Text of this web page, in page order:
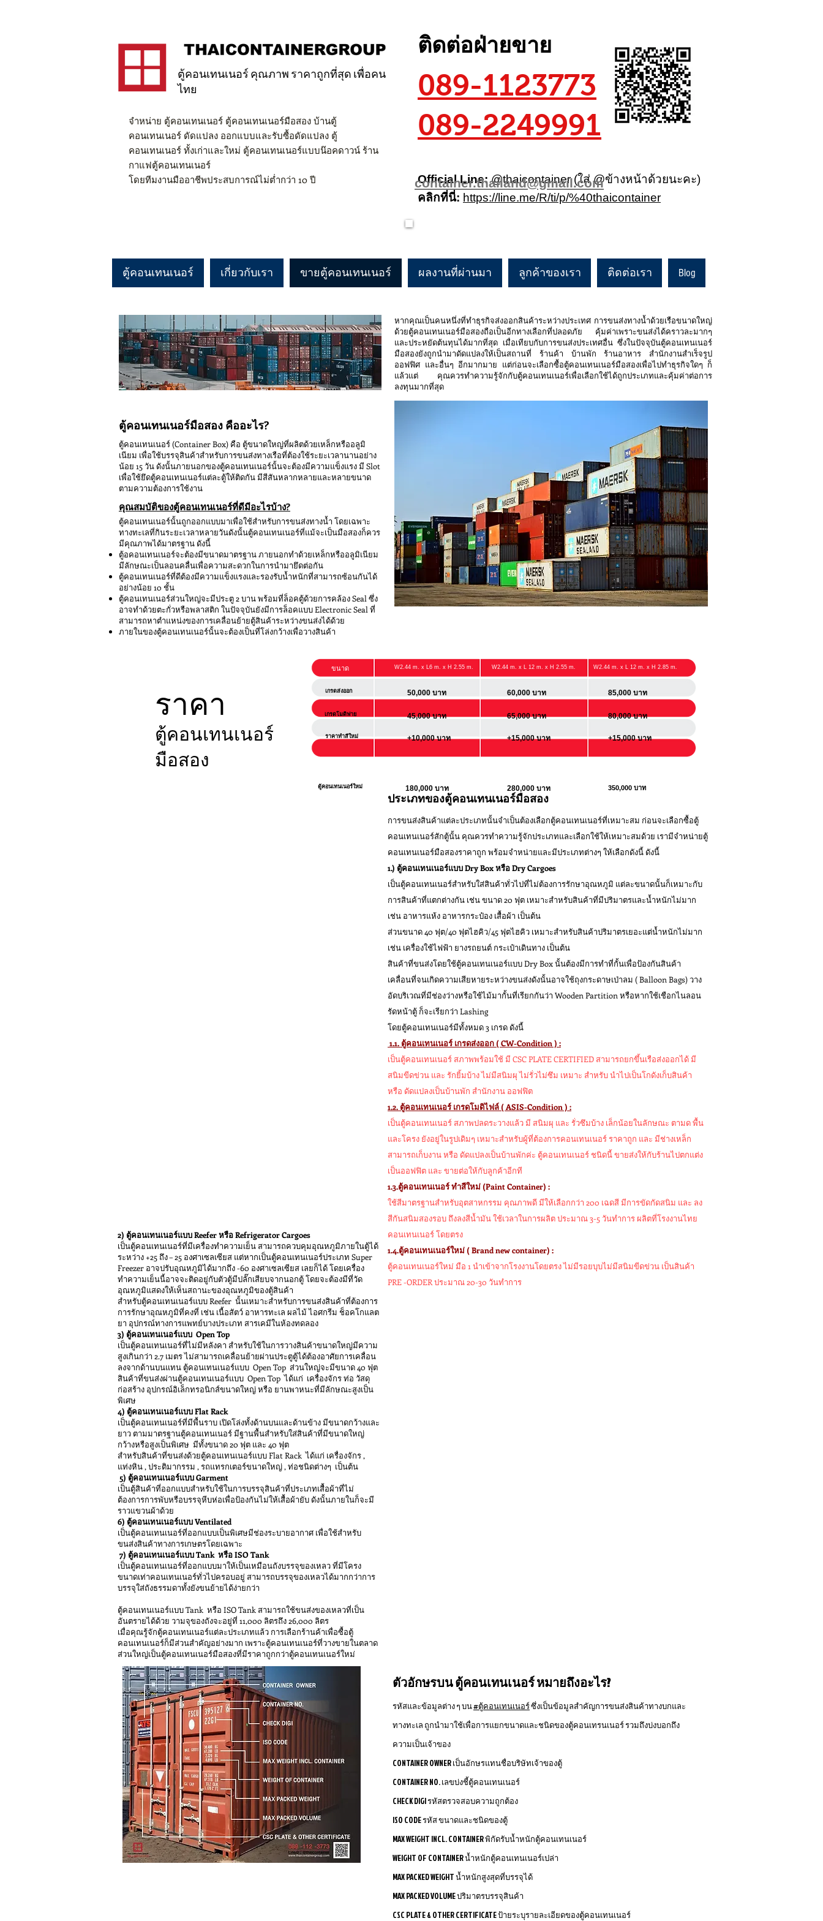
ตู้คอนเทนเนอร์ คุณภาพ ราคาถูกที่สุด เพื่อคน
ไทย
จำหน่าย ตู้คอนเทนเนอร์ ตู้คอนเทนเนอร์มือสอง บ้านตู้
คอนเทนเนอร์ ดัดแปลง ออกแบบและรับซื้อดัดแปลง ตู้
คอนเทนเนอร์ ทั้งเก่าและใหม่ ตู้คอนเทนเนอร์แบบน๊อคดาวน์ ร้าน
กาแฟตู้คอนเทนเนอร์
โดยทีมงานมืออาชีพประสบการณ์ไม่ต่ำกว่า 10 ปี
ตู้คอนเทนเนอร์ ตู้คอนเทนเนอร์ ตู้คอนเทนเนอร์ ตู้คอนเทนเนอร์ ตู้คอนเทนเนอร์ ตู้คอนเทนเนอร์
ติดต่อฝ่ายขาย
089-1123773
089-2249991
Official Line:@thaicontainer (ใส่ @ข้างหน้าด้วยนะคะ)
คลิกที่นี่: https://line.me/R/ti/p/%40thaicontainer
container.thailand@gmail.com
ตู้คอนเทนเนอร์ เกี่ยวกับเรา ขายตู้คอนเทนเนอร์ ผลงานที่ผ่านมา ลูกค้าของเรา ติดต่อเรา Blog
ตู้คอนเทนเนอร์ (Container Box) คือ ตู้ขนาดใหญ่ที่ผลิตด้วยเหล็กหรืออลูมิ
เนียม เพื่อใช้บรรจุสินค้าสำหรับการขนส่งทางเรือที่ต้องใช้ระยะเวลานานอย่าง
น้อย 15 วัน ดังนั้นภายนอกของตู้คอนเทนเนอร์นั้นจะต้องมีความแข็งแรง มี Slot
เพื่อใช้ยึดตู้คอนเทนเนอร์แต่ละตู้ให้ติดกัน มีสีสันหลากหลายและหลายขนาด
ตามความต้องการใช้งาน
ตู้คอนเทนเนอร์นั้นถูกออกแบบมาเพื่อใช้สำหรับการขนส่งทางน้ำ โดยเฉพาะ
ทางทะเลที่กินระยะเวลาหลายวันดังนั้นตู้คอนเทนเนอร์ที่แม้จะเป็นมือสองก็ควร
มีคุณภาพได้มาตรฐาน ดังนี้
ตู้อคอนเทนเนอร์จะต้องมีขนาดมาตรฐาน ภายนอกทำด้วยเหล็กหรืออลูมิเนียม
มีลักษณะเป็นลอนคลื่นเพื่อความสะดวกในการนำมายึดต่อกัน
ตู้คอนเทนเนอร์ที่ดีต้องมีความแข็งแรงและรองรับน้ำหนักที่สามารถซ้อนกันได้
อย่างน้อย 10 ชั้น
ตู้คอนเทนเนอร์ส่วนใหญ่จะมีประตู 2 บาน พร้อมที่ล็อคตู้ด้วยการคล้อง Seal ซึ่ง
อาจทำด้วยตะกั่วหรือพลาสติก ในปัจจุบันยังมีการล็อคแบบ Electronic Seal ที่
สามารถหาตำแหน่งของการเคลื่อนย้ายตู้สินค้าระหว่างขนส่งได้ด้วย
ภายในของตู้คอนเทนเนอร์นั้นจะต้องเป็นที่โล่งกว้างเพื่อวางสินค้า
หากคุณเป็นคนหนึ่งที่ทำธุรกิจส่งออกสินค้าระหว่างประเทศ การขนส่งทางน้ำด้วยเรือขนาดใหญ่
ด้วยตู้คอนเทนเนอร์มือสองถือเป็นอีกทางเลือกที่ปลอดภัย คุ้มค่าเพราะขนส่งได้คราวละมากๆ
และประหยัดต้นทุนได้มากที่สุด เมื่อเทียบกับการขนส่งประเทศอื่น ซึ่งในปัจจุบันตู้คอนเทนเนอร์
มือสองยังถูกนำมาดัดแปลงให้เป็นสถานที่ ร้านค้า บ้านพัก ร้านอาหาร สำนักงานสำเร็จรูป
ออฟฟิศ และอื่นๆ อีกมากมาย แต่ก่อนจะเลือกซื้อตู้คอนเทนเนอร์มือสองเพื่อไปทำธุรกิจใดๆ ก็
แล้วแต่ คุณควรทำความรู้จักกับตู้คอนเทนเนอร์เพื่อเลือกใช้ได้ถูกประเภทและคุ้มค่าต่อการ
ลงทุนมากที่สุด
ตู้คอนเทนเนอร์มือสอง คืออะไร?
คุณสมบัติของตู้คอนเทนเนอร์ที่ดีมีอะไรบ้าง?
การขนส่งสินค้าแต่ละประเภทนั้นจำเป็นต้องเลือกตู้คอนเทนเนอร์ที่เหมาะสม ก่อนจะเลือกซื้อตู้
คอนเทนเนอร์สักตู้นั้น คุณควรทำความรู้จักประเภทและเลือกใช้ให้เหมาะสมด้วย เรามีจำหน่ายตู้
คอนเทนเนอร์มือสองราคาถูก พร้อมจำหน่ายและมีประเภทต่างๆ ให้เลือกดังนี้ ดังนี้
1.) ตู้คอนเทนเนอร์แบบ Dry Box หรือ Dry Cargoes
เป็นตู้คอนเทนเนอร์สำหรับใส่สินค้าทั่วไปที่ไม่ต้องการรักษาอุณหภูมิ แต่ละขนาดนั้นก็เหมาะกับ
การสินค้าที่แตกต่างกัน เช่น ขนาด 20 ฟุต เหมาะสำหรับสินค้าที่มีปริมาตรและน้ำหนักไม่มาก
เช่น อาหารแห้ง อาหารกระป๋อง เสื้อผ้า เป็นต้น
ส่วนขนาด 40 ฟุต/40 ฟุตไฮคิว/45 ฟุตไฮคิว เหมาะสำหรับสินค้าปริมาตรเยอะแต่น้ำหนักไม่มาก
เช่น เครื่องใช้ไฟฟ้า ยางรถยนต์ กระเป๋าเดินทาง เป็นต้น
สินค้าที่ขนส่งโดยใช้ตู้คอนเทนเนอร์แบบ Dry Box นั้นต้องมีการทำที่กั้นเพื่อป้องกันสินค้า
เคลื่อนที่จนเกิดความเสียหายระหว่างขนส่งดังนั้นอาจใช้ถุงกระดาษเป่าลม ( Balloon Bags) วาง
อัดบริเวณที่มีช่องว่างหรือใช้ไม้มากั้นที่เรียกกันว่า Wooden Partition หรือหากใช้เชือกไนลอน
รัดหน้าตู้ ก็จะเรียกว่า Lashing
โดยตู้คอนเทนเนอร์มีทั้งหมด 3 เกรด ดังนี้
1.1. ตู้คอนเทนเนอร์ เกรดส่งออก ( CW-Condition ) :
เป็นตู้คอนเทนเนอร์ สภาพพร้อมใช้ มี CSC PLATE CERTIFIED สามารถยกขึ้นเรือส่งออกได้ มี
สนิมขีดข่วน และ รักยิ้มบ้าง ไม่มีสนิมผุ ไม่รั่วไม่ซึม เหมาะ สำหรับ นำไปเป็นโกดังเก็บสินค้า
หรือ ดัดแปลงเป็นบ้านพัก สำนักงาน ออฟฟิต
1.2. ตู้คอนเทนเนอร์ เกรดโมดิไฟล์ ( ASIS-Condition ) :
เป็นตู้คอนเทนเนอร์ สภาพปลดระวางแล้ว มี สนิมผุ และ รั่วซึมบ้าง เล็กน้อยในลักษณะ ตามด พื้น
และโครง ยังอยู่ในรูปเดิมๆ เหมาะสำหรับผู้ที่ต้องการคอนเทนเนอร์ ราคาถูก และ มีช่างเหล็ก
สามารถเก็บงาน หรือ ดัดแปลงเป็นบ้านพักค่ะ ตู้คอนเทนเนอร์ ชนิดนี้ ขายส่งให้กับร้านไปตกแต่ง
เป็นออฟฟิต และ ขายต่อให้กับลูกค้าอีกที
1.3.ตู้คอนเทนเนอร์ ทำสีใหม่ (Paint Container) :
ใช้สีมาตรฐานสำหรับอุตสาหกรรม คุณภาพดี มีให้เลือกกว่า 200 เฉดสี มีการขัดกัดสนิม และ ลง
สีกันสนิมสองรอบ ถึงลงสีน้ำมัน ใช้เวลาในการผลิต ประมาณ 3-5 วันทำการ ผลิตที่โรงงานไทย
คอนเทนเนอร์ โดยตรง
1.4.ตู้คอนเทนเนอร์ใหม่ ( Brand new container) :
ตู้คอนเทนเนอร์ใหม่ มือ 1 นำเข้าจากโรงงานโดยตรง ไม่มีรอยบุบไม่มีสนิมขีดข่วน เป็นสินค้า
PRE -ORDER ประมาณ 20-30 วันทำการ
2) ตู้คอนเทนเนอร์แบบ Reefer หรือ Refrigerator Cargoes
เป็นตู้คอนเทนเนอร์ที่มีเครื่องทำความเย็น สามารถควบคุมอุณหภูมิภายในตู้ได้
ระหว่าง +25 ถึง – 25 องศาเซลเซียส แต่หากเป็นตู้คอนเทนเนอร์ประเภท Super
Freezer อาจปรับอุณหภูมิได้มากถึง -60 องศาเซลเซียส เลยก็ได้ โดยเครื่อง
ทำความเย็นนี้อาจจะติดอยู่กับตัวตู้มีปลั๊กเสียบจากนอกตู้ โดยจะต้องมีที่วัด
อุณหภูมิแสดงให้เห็นสถานะของอุณหภูมิของตู้สินค้า
สำหรับตู้คอนเทนเนอร์แบบ Reefer นั้นเหมาะสำหรับการขนส่งสินค้าที่ต้องการ
การรักษาอุณหภูมิที่คงที่ เช่น เนื้อสัตว์ อาหารทะเล ผลไม้ ไอศกรีม ช็อคโกแลต
ยา อุปกรณ์ทางการแพทย์บางประเภท สารเคมีในห้องทดลอง
3) ตู้คอนเทนเนอร์แบบ Open Top
เป็นตู้คอนเทนเนอร์ที่ไม่มีหลังคา สำหรับใช้ในการวางสินค้าขนาดใหญ่มีความ
สูงเกินกว่า 2.7 เมตร ไม่สามารถเคลื่อนย้ายผ่านประตูตู้ได้ต้องอาศัยการเคลื่อน
ลงจากด้านบนแทน ตู้คอนเทนเนอร์แบบ Open Top ส่วนใหญ่จะมีขนาด 40 ฟุต
สินค้าที่ขนส่งผ่านตู้คอนเทนเนอร์แบบ Open Top ได้แก่ เครื่องจักร ท่อ วัสดุ
ก่อสร้าง อุปกรณ์อิเล็กทรอนิกส์ขนาดใหญ่ หรือ ยานพาหนะที่มีลักษณะสูงเป็น
พิเศษ
4) ตู้คอนเทนเนอร์แบบ Flat Rack
เป็นตู้คอนเทนเนอร์ที่มีพื้นราบ เปิดโล่งทั้งด้านบนและด้านข้าง มีขนาดกว้างและ
ยาว ตามมาตรฐานตู้คอนเทนเนอร์ มีฐานพื้นสำหรับใส่สินค้าที่มีขนาดใหญ่
กว้างหรือสูงเป็นพิเศษ มีทั้งขนาด 20 ฟุต และ 40 ฟุต
สำหรับสินค้าที่ขนส่งด้วยตู้คอนเทนเนอร์แบบ Flat Rack ได้แก่ เครื่องจักร ,
แท่งหิน , ประติมากรรม , รถแทรกเตอร์ขนาดใหญ่ , ท่อชนิดต่างๆ เป็นต้น
5) ตู้คอนเทนเนอร์แบบ Garment
เป็นตู้สินค้าที่ออกแบบสำหรับใช้ในการบรรจุสินค้าที่ประเภทเสื้อผ้าที่ไม่
ต้องการการพับหรือบรรจุหีบห่อเพื่อป้องกันไม่ให้เสื้อผ้ายับ ดังนั้นภายในก็จะมี
ราวแขวนผ้าด้วย
6) ตู้คอนเทนเนอร์แบบ Ventilated
เป็นตู้คอนเทนเนอร์ที่ออกแบบเป็นพิเศษมีช่องระบายอากาศ เพื่อใช้สำหรับ
ขนส่งสินค้าทางการเกษตรโดยเฉพาะ
7) ตู้คอนเทนเนอร์แบบ Tank หรือ ISO Tank
เป็นตู้คอนเทนเนอร์ที่ออกแบบมาให้เป็นเหมือนถังบรรจุของเหลว ที่มีโครง
ขนาดเท่าคอนเทนเนอร์ทั่วไปครอบอยู่ สามารถบรรจุของเหลวได้มากกว่าการ
บรรจุใส่ถังธรรมดาทั้งยังขนย้ายได้ง่ายกว่า
ตู้คอนเทนเนอร์แบบ Tank หรือ ISO Tank สามารถใช้ขนส่งของเหลวที่เป็น
อันตรายได้ด้วย วามจุของถังจะอยู่ที่ 11,000 ลิตรถึง 26,000 ลิตร
เมื่อคุณรู้จักตู้คอนเทนเนอร์แต่ละประเภทแล้ว การเลือกร้านค้าเพื่อซื้อตู้
คอนเทนเนอร์ก็มีส่วนสำคัญอย่างมาก เพราะตู้คอนเทนเนอร์ที่วางขายในตลาด
ส่วนใหญ่เป็นตู้คอนเทนเนอร์มือสองที่มีราคาถูกกว่าตู้คอนเทนเนอร์ใหม่
เกรดส่งออก 50,000 บาท
65,000 บาท
85,000 บาท
ขนาด W2.44 m. x L6 m. x H 2.55 m. W2.44 m. x L 12 m. x H 2.55 m W2.44 m. x L 12 m. x H 2.85 m
ราคาทำสีใหม่ +10,000 บาท +15,000 บาท +15,000 บาท
ตู้คอนเทนเนอร์ใหม่ 180,000 บาท 280,000 บาท 350,000 บาท
เกรดโมดิฟาย 45,000 บาท
60,000 บาท
80,000 บาท
ราคา
ตู้คอนเทนเนอร์
มือสอง
ประเภทของตู้คอนเทนเนอร์มือสอง
รหัสและข้อมูลต่าง ๆ บน#ตู้คอนเทนเนอร์ซึ่งเป็นข้อมูลสำคัญการขนส่งสินค้าทางบกและ
ทางทะเล ถูกนำมาใช้เพื่อการแยกขนาดและชนิดของตู้คอนเทรนเนอร์ รวมถึงบ่งบอกถึง
ความเป็นเจ้าของ
CONTAINER OWNER เป็นอักษรแทนชื่อบริษัทเจ้าของตู้
CONTAINER NO. เลขบ่งชี้ตู้คอนเทนเนอร์
CHECK DIGI รหัสตรวจสอบความถูกต้อง
ISO CODE รหัส ขนาดและชนิดของตู้
MAX WEIGHT INCL. CONTAINER พิกัดรับน้ำหนักตู้คอนเทนเนอร์
WEIGHT OF CONTAINER น้ำหนักตู้คอนเทนเนอร์เปล่า
MAX PACKED WEIGHT น้ำหนักสูงสุดที่บรรจุได้
MAX PACKED VOLUME ปริมาตรบรรจุสินค้า
CSC PLATE & OTHER CERTIFICATE ป้ายระบุรายละเอียดของตู้คอนเทนเนอร์
ตัวอักษรบน ตู้คอนเทนเนอร์ หมายถึงอะไร?